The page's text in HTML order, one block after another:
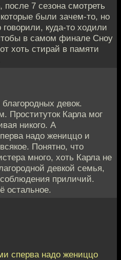
после 7 сезона смотреть
были зачем-то, но
говорили, куда-то ходили
в самом финале Сноу
хоть стирай в памяти
девок.
Проституток Карла мог
никого. А
надо жениццо и
Понятно, что
много, хоть Карла не
девкой семья,
соблюдения приличий.
остальное.
сперва надо жениццо